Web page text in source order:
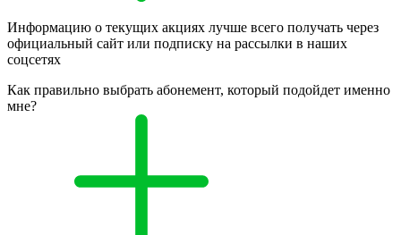
Информацию о текущих акциях лучше всего получать через
официальный сайт или подписку на рассылки в наших
соцсетях
Как правильно выбрать абонемент, который подойдет именно
мне?